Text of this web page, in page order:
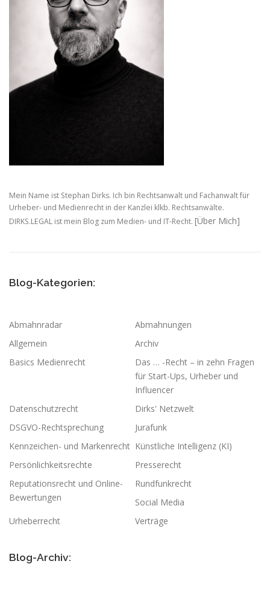
Mein Name ist Stephan Dirks. Ich bin Rechtsanwalt und Fachanwalt für
Urheber- und Medienrecht in der Kanzlei klkb. Rechtsanwälte.
DIRKS.LEGAL ist mein Blog zum Medien- und IT-Recht. [Über Mich]
Blog-Kategorien:
Abmahnradar
Abmahnungen
Allgemein
Archiv
Basics Medienrecht
Das … -Recht – in zehn Fragen
für Start-Ups, Urheber und
Influencer
Datenschutzrecht
Dirks' Netzwelt
DSGVO-Rechtsprechung
Jurafunk
Kennzeichen- und Markenrecht Künstliche Intelligenz (KI)
Persönlichkeitsrechte
Presserecht
Reputationsrecht und Online-
Bewertungen
Rundfunkrecht
Social Media
Urheberrecht
Verträge
Blog-Archiv: